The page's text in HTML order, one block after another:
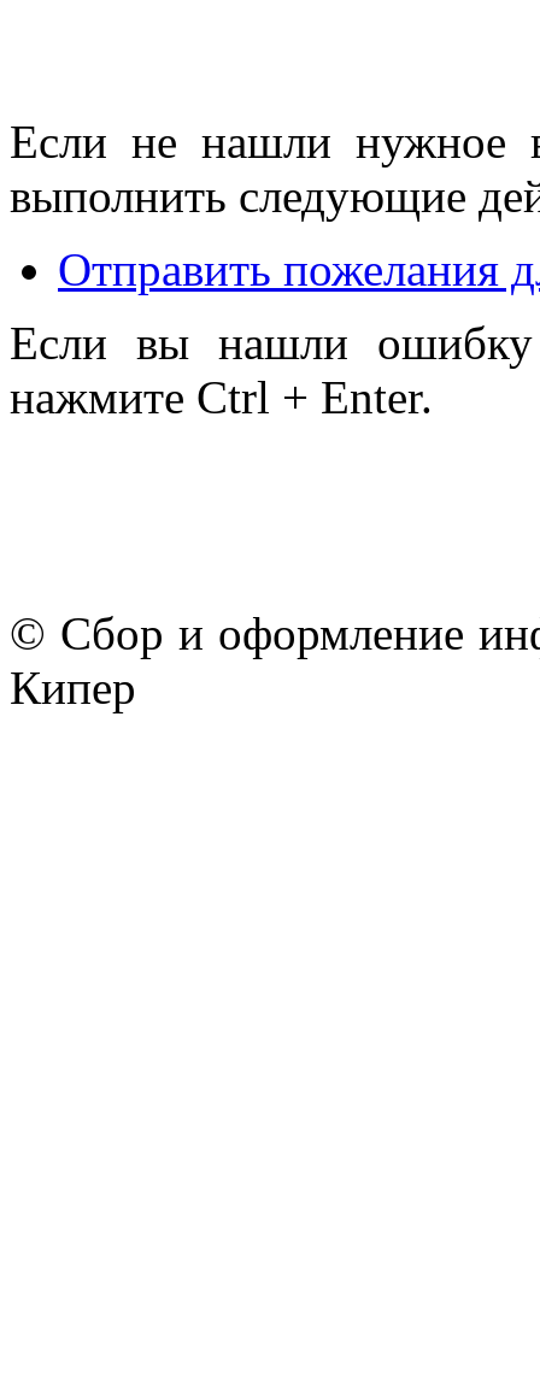
Если не нашли нужное
выполнить следующие
Отправить пожелания
Если вы нашли ошибку
нажмите Ctrl + Enter.
© Сбор и оформление
Кипер